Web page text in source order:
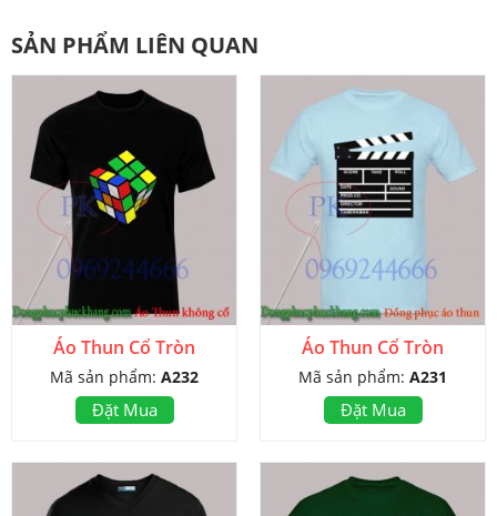
SẢN PHẨM LIÊN QUAN
Áo Thun Cổ Tròn
Mã sản phẩm: A232
Đặt Mua
Áo Thun Cổ Tròn
Mã sản phẩm: A231
Đặt Mua